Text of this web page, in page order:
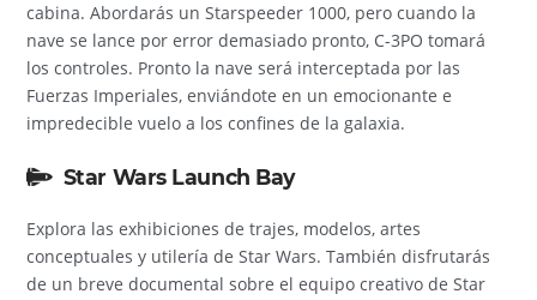
cabina. Abordarás un Starspeeder 1000, pero cuando la
nave se lance por error demasiado pronto, C-3PO tomará
los controles. Pronto la nave será interceptada por las
Fuerzas Imperiales, enviándote en un emocionante e
impredecible vuelo a los confines de la galaxia.
Star Wars Launch Bay
Explora las exhibiciones de trajes, modelos, artes
conceptuales y utilería de Star Wars. También disfrutarás
de un breve documental sobre el equipo creativo de Star